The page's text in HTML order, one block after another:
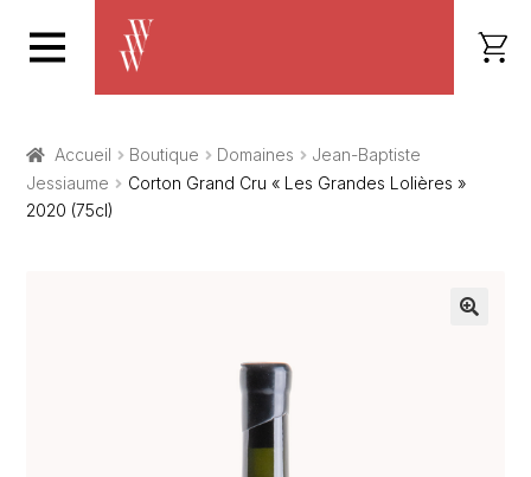
Accueil Boutique Domaines
Jean-Baptiste
Jessiaume
Corton Grand Cru « Les Grandes Lolières »
2020 (75cl)